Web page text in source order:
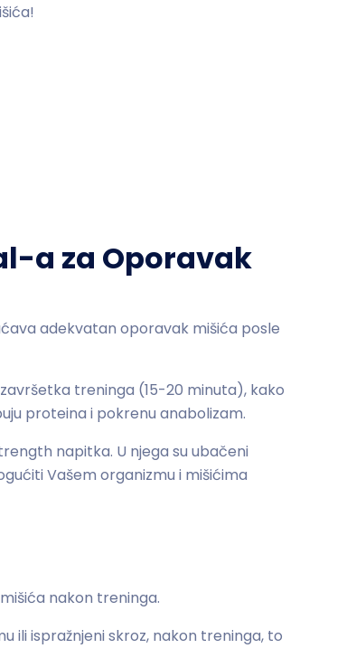
a za Oporavak
adekvatan oporavak mišića posle
treninga (15-20 minuta), kako
proteina i pokrenu anabolizam.
napitka. U njega su ubačeni
Vašem organizmu i mišićima
nakon treninga.
ili ispražnjeni skroz, nakon treninga, to